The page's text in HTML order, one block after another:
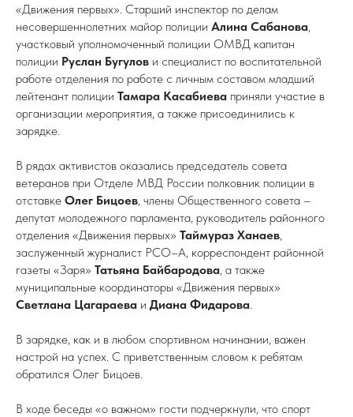
«Движения первых». Старший инспектор по делам
несовершеннолетних майор полиции Алина Сабанова,
участковый уполномоченный полиции ОМВД капитан
полиции Руслан Бугулов и специалист по воспитательной
работе отделения по работе с личным составом младший
лейтенант полиции Тамара Касабиева приняли участие в
организации мероприятия, а также присоединились к
зарядке.
В рядах активистов оказались председатель совета
ветеранов при Отделе МВД России полковник полиции в
отставке Олег Бицоев, члены Общественного совета –
депутат молодежного парламента, руководитель районного
отделения «Движения первых» Таймураз Ханаев,
заслуженный журналист РСО–А, корреспондент районной
газеты «Заря» Татьяна Байбародова, а также
муниципальные координаторы «Движения первых»
Светлана Цагараева и Диана Фидарова.
В зарядке, как и в любом спортивном начинании, важен
настрой на успех. С приветственным словом к ребятам
обратился Олег Бицоев.
В ходе беседы «о важном» гости подчеркнули, что спорт